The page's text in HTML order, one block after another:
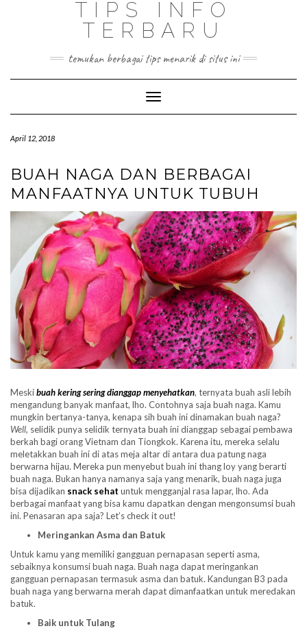
TIPS INFO
TERBARU
temukan berbagai tips menarik di situs ini
Toggle
Navigation
April 12, 2018
BUAH NAGA DAN BERBAGAI
MANFAATNYA UNTUK TUBUH
Meskibuah kering sering dianggap menyehatkan, ternyata buah asli lebih
mengandung banyak manfaat, lho. Contohnya saja buah naga. Kamu
mungkin bertanya-tanya, kenapa sih buah ini dinamakan buah naga?
Well, selidik punya selidik ternyata buah ini dianggap sebagai pembawa
berkah bagi orang Vietnam dan Tiongkok. Karena itu, mereka selalu
meletakkan buah ini di atas meja altar di antara dua patung naga
berwarna hijau. Mereka pun menyebut buah ini thang loy yang berarti
buah naga. Bukan hanya namanya saja yang menarik, buah naga juga
bisa dijadikan snack sehat untuk mengganjal rasa lapar, lho. Ada
berbagai manfaat yang bisa kamu dapatkan dengan mengonsumsi buah
ini. Penasaran apa saja? Let’s check it out!
Meringankan Asma dan Batuk
Untuk kamu yang memiliki gangguan pernapasan seperti asma,
sebaiknya konsumsi buah naga. Buah naga dapat meringankan
gangguan pernapasan termasuk asma dan batuk. Kandungan B3 pada
buah naga yang berwarna merah dapat dimanfaatkan untuk meredakan
batuk.
Baik untuk Tulang